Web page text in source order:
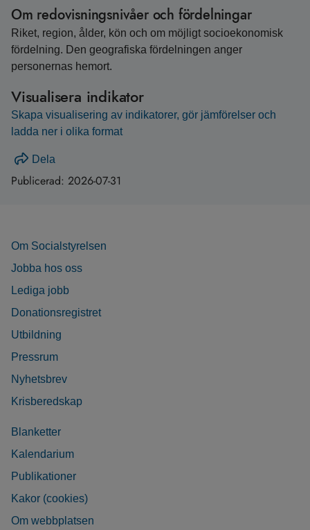
Om redovisningsnivåer och fördelningar
Riket, region, ålder, kön och om möjligt socioekonomisk
fördelning. Den geografiska fördelningen anger
personernas hemort.
Visualisera indikator
Skapa visualisering av indikatorer, gör jämförelser och
ladda ner i olika format
Dela
Publicerad: 2026-07-31
Om Socialstyrelsen
Jobba hos oss
Lediga jobb
Donationsregistret
Utbildning
Pressrum
Nyhetsbrev
Krisberedskap
Blanketter
Kalendarium
Publikationer
Kakor (cookies)
Om webbplatsen